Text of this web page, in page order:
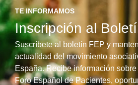
TE INFORMAMOS
Inscripción al
Suscríbete al boletín FEP y
actualidad del movimiento
España. Recibe información
Foro Español de Pacientes,